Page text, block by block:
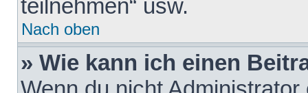
teilnehmen“ usw.
Nach oben
» Wie kann ich einen